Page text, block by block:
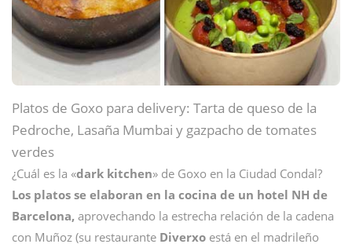
Platos de Goxo para delivery: Tarta de queso de la
Pedroche, Lasaña Mumbai y gazpacho de tomates
verdes
¿Cuál es la «dark kitchen» de Goxo en la Ciudad Condal?
Los platos se elaboran en la cocina de un hotel NH de
Barcelona, aprovechando la estrecha relación de la cadena
con Muñoz (su restaurante Diverxo está en el madrileño